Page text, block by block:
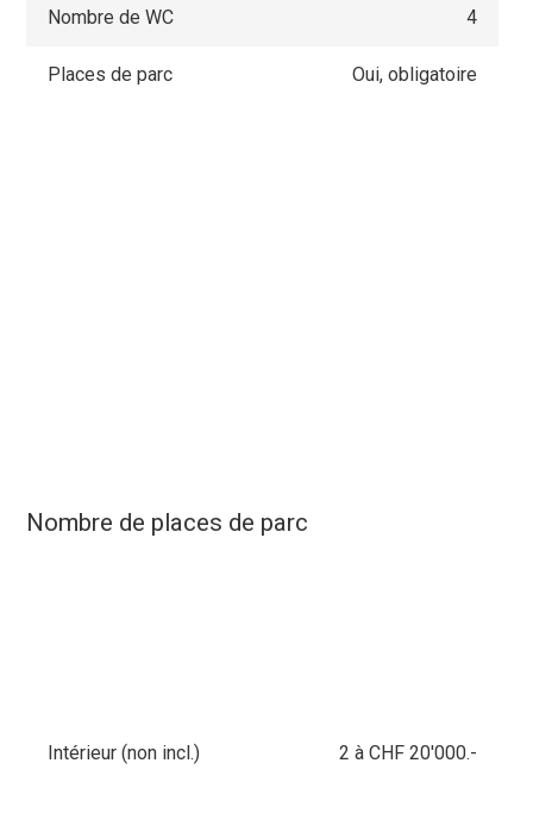
Nombre de WC 4
Places de parc Oui, obligatoire
Nombre de places de parc
Intérieur (non incl.) 2 à CHF 20'000.-